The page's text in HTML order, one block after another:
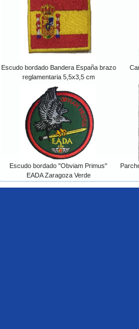
Escudo bordado Bandera España brazo
reglamentaria 5,5x3,5 cm
Escudo bordado "Obviam Primus"
EADA Zaragoza Verde